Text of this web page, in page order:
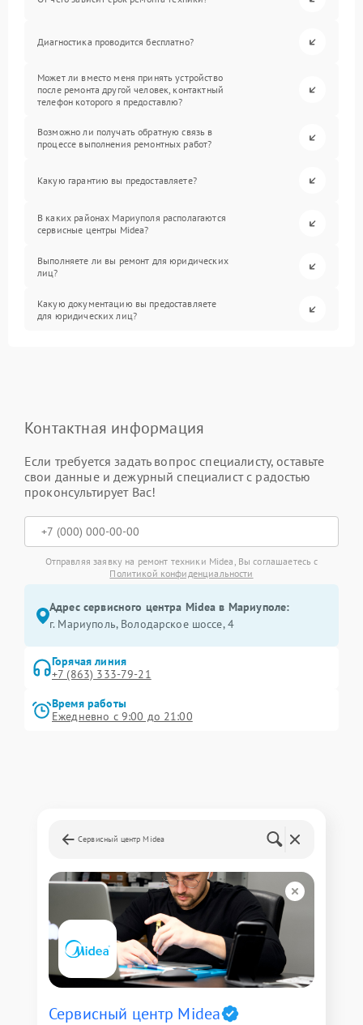
Диагностика проводится бесплатно?
Может ли вместо меня принять устройство
после ремонта другой человек, контактный
телефон которого я предоставлю?
Возможно ли получать обратную связь в
процессе выполнения ремонтных работ?
Какую гарантию вы предоставляете?
В каких районах Мариуполя располагаются
сервисные центры Midea?
Выполняете ли вы ремонт для юридических
лиц?
Какую документацию вы предоставляете
для юридических лиц?
Контактная информация
Если требуется задать вопрос специалисту, оставьте
свои данные и дежурный специалист с радостью
проконсультирует Вас!
Отправляя заявку на ремонт техники Midea, Вы соглашаетесь с
Политикой конфиденциальности
Адрес сервисного центра Midea в Мариуполе:
г. Мариуполь, Володарское шоссе, 4
Горячая линия
+7 (863) 333-79-21
Время работы
Ежедневно с 9:00 до 21:00
Сервисный центр Midea
Сервисный центр Midea